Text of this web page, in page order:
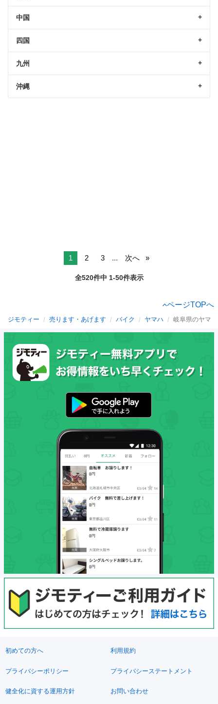
中国
四国
九州
沖縄
1 2 3 ... 次へ
全520件中 1-50件表示
ページTOPへ
ジモティー 売ります・あげます バイク ヤマハ 岐阜県のヤマハ
初めての方へ 利用規約
プライバシーポリシー プライバシーステートメント
健全化に資する運用方針 お問い合わせ